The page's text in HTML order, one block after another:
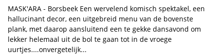
MASK'ARA - Borsbeek Een wervelend komisch spektakel, een
hallucinant decor, een uitgebreid menu van de bovenste
plank, met daarop aansluitend een te gekke dansavond om
lekker helemaal uit de bol te gaan tot in de vroege
uurtjes....onvergetelijk...